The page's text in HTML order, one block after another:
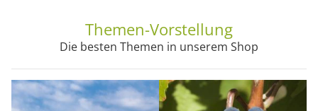
Themen-Vorstellung
Die besten Themen in unserem Shop